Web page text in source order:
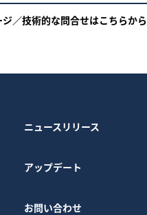
／技術的な問合せはこちらから
ニュースリリース
アップデート
お問い合わせ